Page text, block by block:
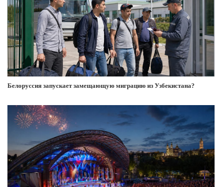
Белоруссия запускает замещающую миграцию из Узбекистана?